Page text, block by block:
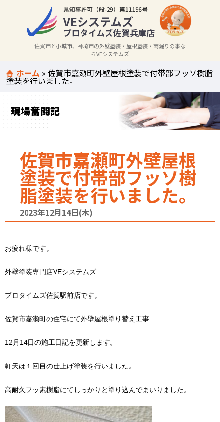
佐賀市と小城市、神埼市の外壁塗装・屋根塗装・雨漏りの事な
らVEシステムズ
ホーム »佐賀市嘉瀬町外壁屋根塗装で付帯部フッソ樹脂
塗装を行いました。
現場奮闘記
佐賀市嘉瀬町外壁屋根
塗装で付帯部フッソ樹
脂塗装を行いました。
2023年12月14日(木)
お疲れ様です。
外壁塗装専門店VEシステムズ
プロタイムズ佐賀駅前店です。
佐賀市嘉瀬町の住宅にて外壁屋根塗り替え工事
12月14日の施工日記を更新します。
軒天は１回目の仕上げ塗装を行いました。
高耐久フッ素樹脂にてしっかりと塗り込んでまいりました。